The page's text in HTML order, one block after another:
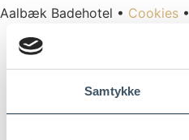
Samtykke
Aalbæk Badehotel • Cookies •